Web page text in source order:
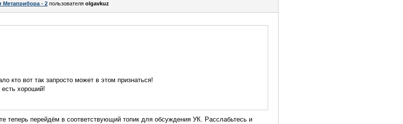
Метаприбора - 2 пользователя olgavkuz
кто вот так запросто может в этом признаться!
есть хороший!
теперь перейдём в соответствующий топик для обсуждения УК. Расслабьтесь и